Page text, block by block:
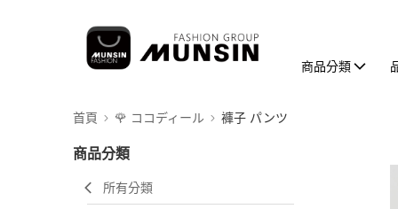
商品分類
首頁 🌹 ココディール 褲子 パンツ
商品分類
所有分類